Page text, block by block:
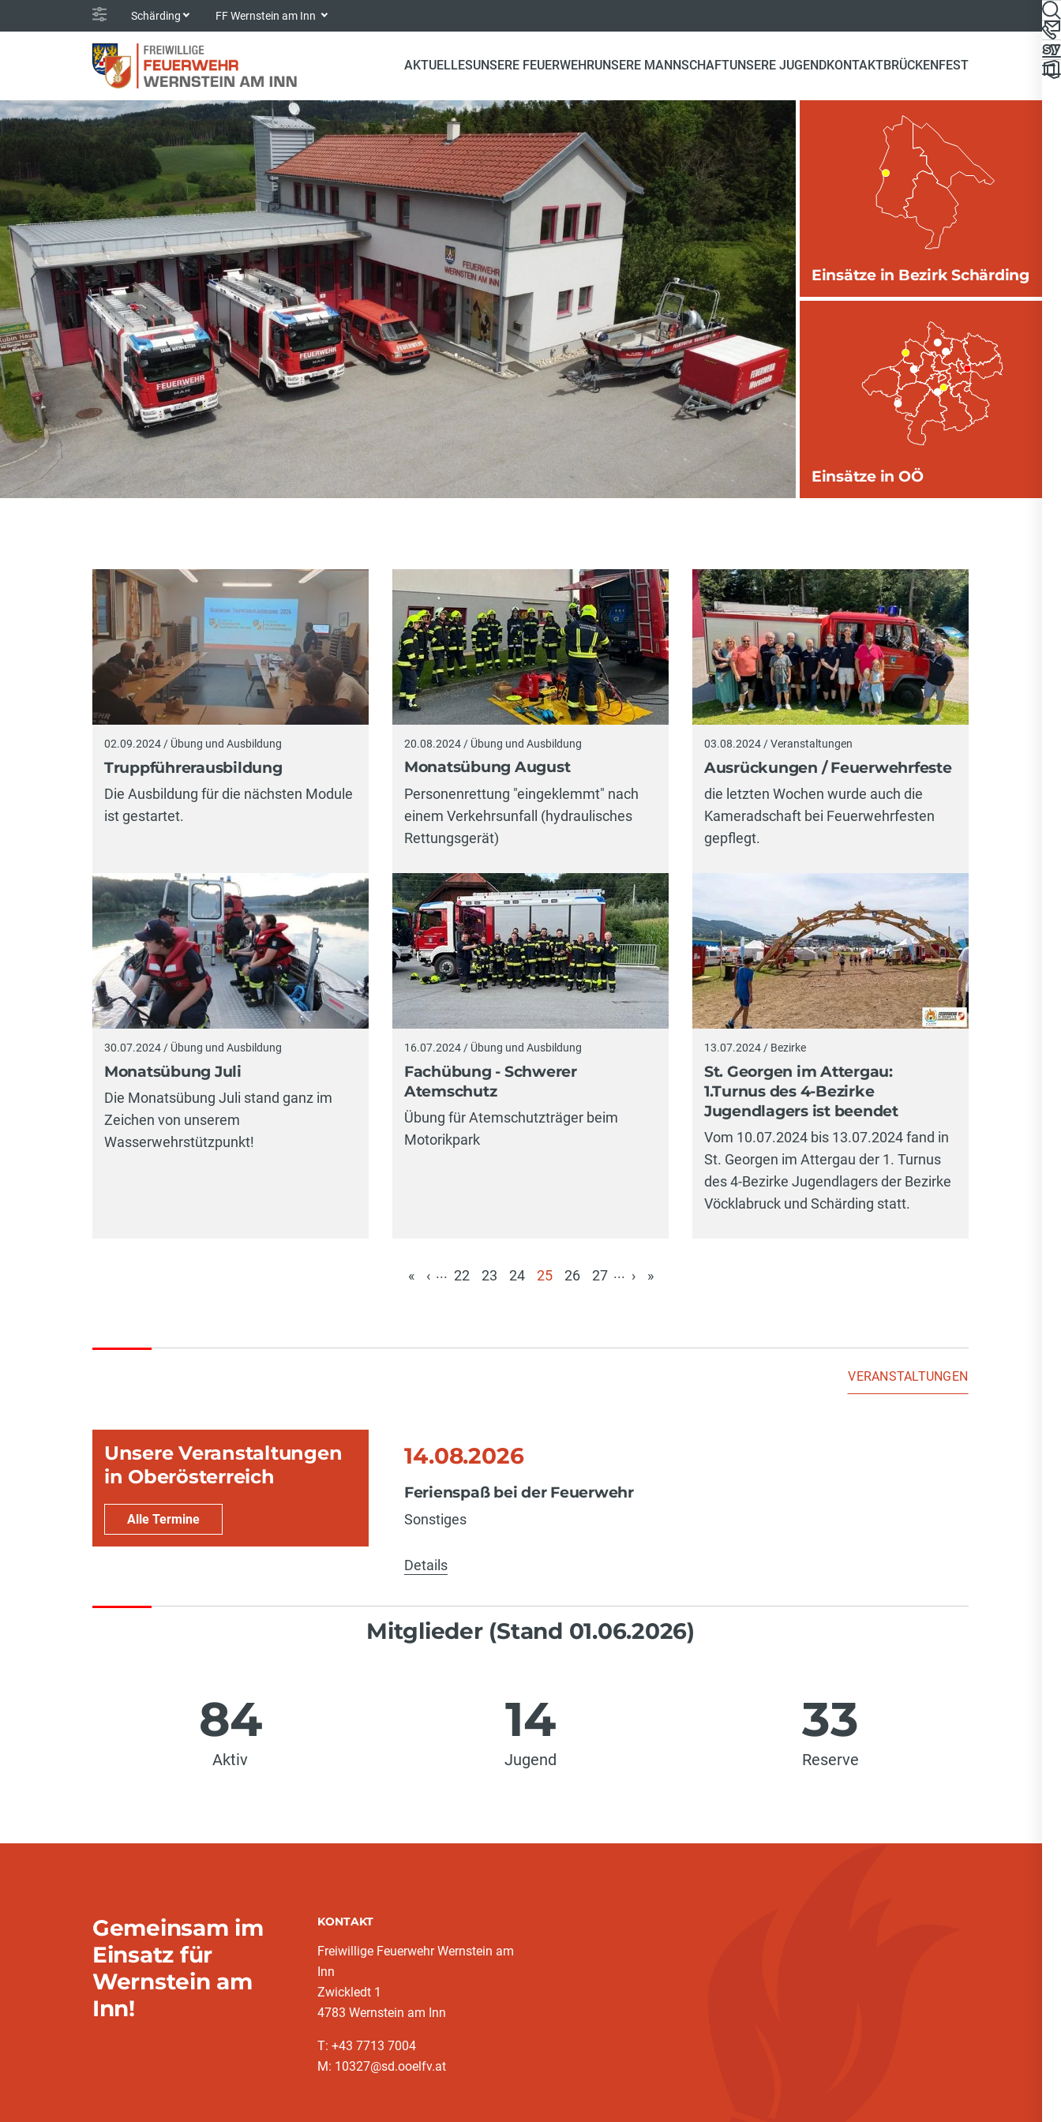
Schärding FF Wernstein am Inn
AKTUELLESUNSERE FEUERWEHRUNSERE MANNSCHAFTUNSERE JUGENDKONTAKTBRÜCKENFEST
Einsätze in Bezirk Schärding
Einsätze in OÖ
02.09.2024 / Übung und Ausbildung
Truppführerausbildung
Die Ausbildung für die nächsten Module
ist gestartet.
20.08.2024 / Übung und Ausbildung
Monatsübung August
Personenrettung "eingeklemmt" nach
einem Verkehrsunfall (hydraulisches
Rettungsgerät)
03.08.2024 / Veranstaltungen
Ausrückungen / Feuerwehrfeste
die letzten Wochen wurde auch die
Kameradschaft bei Feuerwehrfesten
gepflegt.
30.07.2024 / Übung und Ausbildung
Monatsübung Juli
Die Monatsübung Juli stand ganz im
Zeichen von unserem
Wasserwehrstützpunkt!
16.07.2024 / Übung und Ausbildung
Fachübung - Schwerer
Atemschutz
Übung für Atemschutzträger beim
Motorikpark
13.07.2024 / Bezirke
St. Georgen im Attergau:
1.Turnus des 4-Bezirke
Jugendlagers ist beendet
Vom 10.07.2024 bis 13.07.2024 fand in
St. Georgen im Attergau der 1. Turnus
des 4-Bezirke Jugendlagers der Bezirke
Vöcklabruck und Schärding statt.
« ‹ ... 22 23 24
25
26 27 ... › »
VERANSTALTUNGEN
Unsere Veranstaltungen
in Oberösterreich
Alle Termine
14.08.2026
Ferienspaß bei der Feuerwehr
Sonstiges
Details
Mitglieder (Stand 01.06.2026)
84
Aktiv
14
Jugend
33
Reserve
Gemeinsam im
Einsatz für
Wernstein am
Inn!
KONTAKT
Freiwillige Feuerwehr Wernstein am
Inn
Zwickledt 1
4783 Wernstein am Inn
T: +43 7713 7004
M: 10327@sd.ooelfv.at